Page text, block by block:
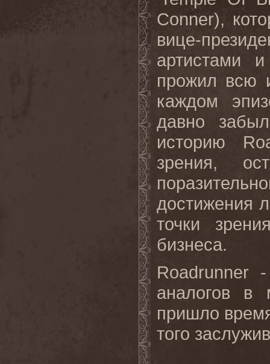
Conner),
вице-
артистами
прожил всю
каждом
давно
историю
зрения,
достижения
точки
бизнеса.
Roadrunner
аналогов в
пришло
того